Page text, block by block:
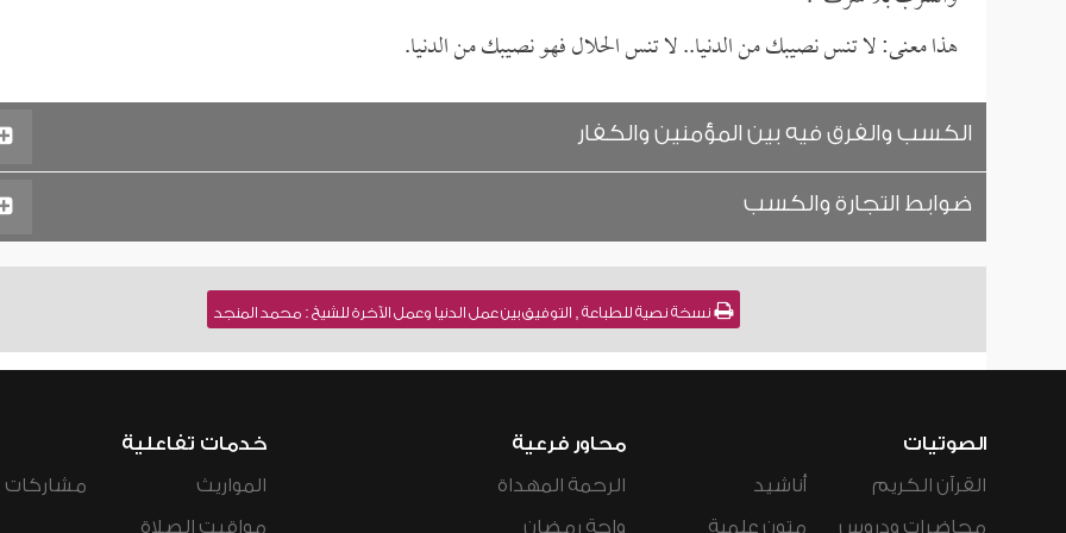
هذا معنى: لا تنس نصيبك من الدنيا.. لا تنس الحلال فهو نصيبك من الدنيا.
الكسب والفرق فيه بين المؤمنين والكفار
ضوابط التجارة والكسب
نسخة نصية للطباعة , التوفيق بين عمل الدنيا وعمل الآخرة للشيخ : محمد المنجد
الصوتيات
القرآن الكريم
محاضرات ودروس
أناشيد
متون علمية
محاور فرعية
الرحمة المهداة
واحة رمضان
خدمات تفاعلية
المواريث
مواقيت الصلاة
مشاركات